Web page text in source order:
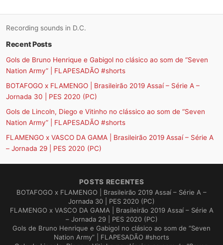
Recording sounds in D.C.
Recent Posts
Gols de Bruno Henrique e Gabigol no clásico ao som de “Seven
Nation Army” | FLAPESADÃO #shorts
BOTAFOGO x FLAMENGO | Brasileirão 2019 Assaí – Série A –
Jornada 30 | PES 2020 (PC)
Gols de Lincoln, Diego e Vitinho no clássico ao som de “Seven
Nation Army” | FLAPESADÃO #shorts
FLAMENGO x VASCO DA GAMA | Brasileirão 2019 Assaí – Série A
– Jornada 29 | PES 2020 (PC)
POSTS RECENTES
BOTAFOGO x FLAMENGO | Brasileirão 2019 Assaí – Série A –
Jornada 30 | PES 2020 (PC)
FLAMENGO x VASCO DA GAMA | Brasileirão 2019 Assaí – Série A
– Jornada 29 | PES 2020 (PC)
Gols de Bruno Henrique e Gabigol no clásico ao som de “Seven
Nation Army” | FLAPESADÃO #shorts